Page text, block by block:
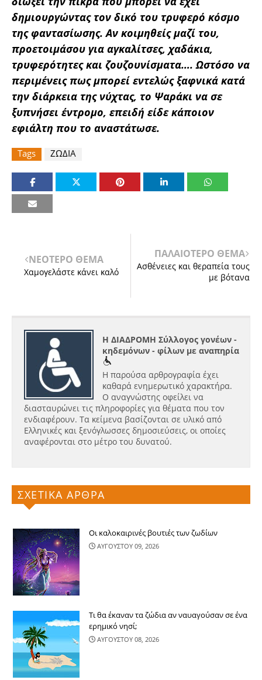
δημιουργώντας τον δικό του τρυφερό κόσμο
της φαντασίωσης. Αν κοιμηθείς μαζί του,
προετοιμάσου για αγκαλίτσες, χαδάκια,
τρυφερότητες και ζουζουνίσματα…. Ωστόσο να
περιμένεις πως μπορεί εντελώς ξαφνικά κατά
την διάρκεια της νύχτας, το Ψαράκι να σε
ξυπνήσει έντρομο, επειδή είδε κάποιον
εφιάλτη που το αναστάτωσε.
Tags ΖΩΔΙΑ
ΝΕΟΤΕΡΟ ΘΕΜΑ
Χαμογελάστε κάνει καλό
ΠΑΛΑΙΟΤΕΡΟ ΘΕΜΑ
Ασθένειες και θεραπεία τους
με βότανα
Η ΔΙΑΔΡΟΜΗ Σύλλογος γονέων -
κηδεμόνων - φίλων με αναπηρία
Η παρούσα αρθρογραφία έχει
καθαρά ενημερωτικό χαρακτήρα.
Ο αναγνώστης οφείλει να
διασταυρώνει τις πληροφορίες για θέματα που τον
ενδιαφέρουν. Τα κείμενα βασίζονται σε υλικό από
Ελληνικές και ξενόγλωσσες δημοσιεύσεις, οι οποίες
αναφέρονται στο μέτρο του δυνατού.
ΣΧΕΤΙΚΑ ΑΡΘΡΑ
Οι καλοκαιρινές βουτιές των ζωδίων
ΑΥΓΟΥΣΤΟΥ 09, 2026
Τι θα έκαναν τα ζώδια αν ναυαγούσαν σε ένα
ερημικό νησί;
ΑΥΓΟΥΣΤΟΥ 08, 2026